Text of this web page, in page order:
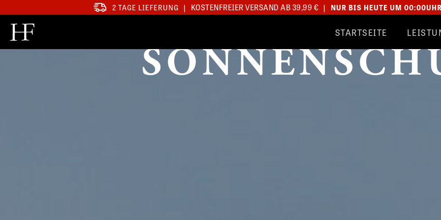
2 TAGE LIEFERUNG | KOSTENFREIER VERSAND AB 39,99 € | NUR BIS HEUTE UM
STARTSEITE